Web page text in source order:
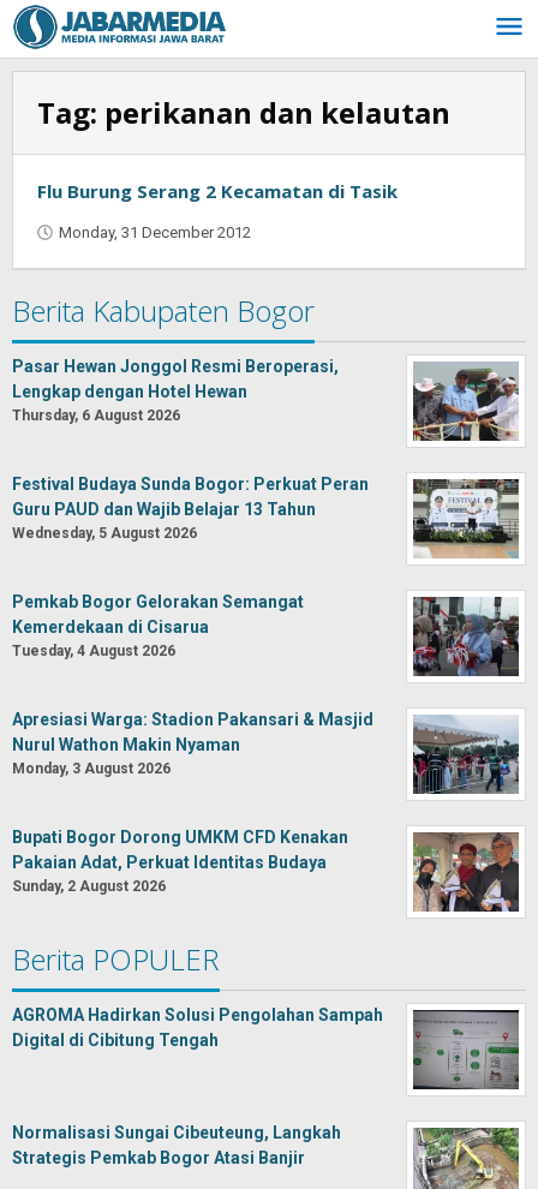
Skip
to
content
Tag: perikanan dan kelautan
Flu Burung Serang 2 Kecamatan di Tasik
Monday, 31 December 2012
Berita Kabupaten Bogor
Pasar Hewan Jonggol Resmi Beroperasi,
Lengkap dengan Hotel Hewan
Thursday, 6 August 2026
Festival Budaya Sunda Bogor: Perkuat Peran
Guru PAUD dan Wajib Belajar 13 Tahun
Wednesday, 5 August 2026
Pemkab Bogor Gelorakan Semangat
Kemerdekaan di Cisarua
Tuesday, 4 August 2026
Apresiasi Warga: Stadion Pakansari & Masjid
Nurul Wathon Makin Nyaman
Monday, 3 August 2026
Bupati Bogor Dorong UMKM CFD Kenakan
Pakaian Adat, Perkuat Identitas Budaya
Sunday, 2 August 2026
Berita POPULER
AGROMA Hadirkan Solusi Pengolahan Sampah
Digital di Cibitung Tengah
Normalisasi Sungai Cibeuteung, Langkah
Strategis Pemkab Bogor Atasi Banjir